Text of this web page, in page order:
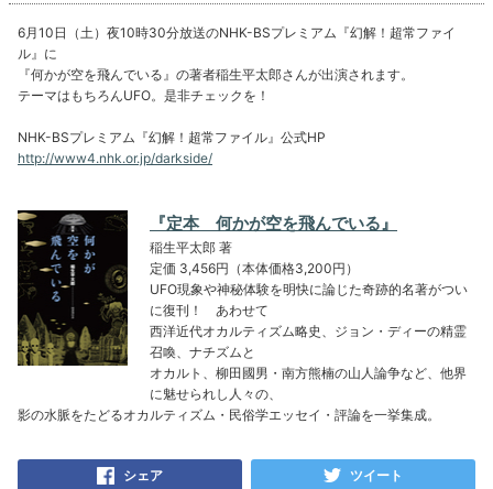
6月10日（土）夜10時30分放送のNHK-BSプレミアム『幻解！超常ファイ
ル』に
『何かが空を飛んでいる』の著者稲生平太郎さんが出演されます。
テーマはもちろんUFO。是非チェックを！
NHK-BSプレミアム『幻解！超常ファイル』公式HP
http://www4.nhk.or.jp/darkside/
『定本 何かが空を飛んでいる』
稲生平太郎 著
定価 3,456円（本体価格3,200円）
UFO現象や神秘体験を明快に論じた奇跡的名著がつい
に復刊！ あわせて
西洋近代オカルティズム略史、ジョン・ディーの精霊
召喚、ナチズムと
オカルト、柳田國男・南方熊楠の山人論争など、他界
に魅せられし人々の、
影の水脈をたどるオカルティズム・民俗学エッセイ・評論を一挙集成。
シェア ツイート